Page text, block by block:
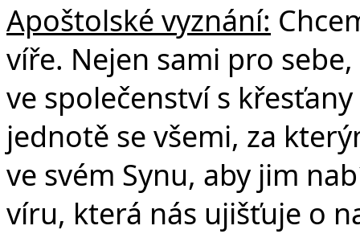
Apoštolské vyznání:
víře. Nejen sami pro
ve společenství s
jednotě se všemi, za
ve svém Synu, aby jim
víru, která nás ujišťuje o